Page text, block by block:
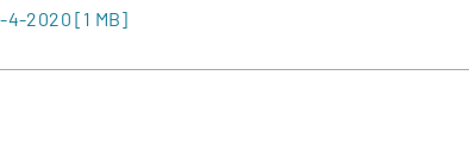
2020 [1 MB]